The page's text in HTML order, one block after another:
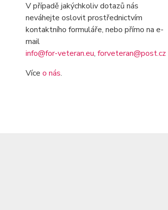
V případě jakýchkoliv dotazů nás
neváhejte oslovit prostřednictvím
kontaktního formuláře, nebo přímo na e-
mail
info@for-veteran.eu, forveteran@post.cz
Více o nás.